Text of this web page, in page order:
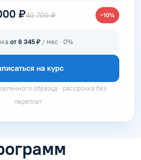
₽40 700 ₽ −10%
от 6 345 ₽ / мес · 0%
на курс
образца · рассрочка без
переплат